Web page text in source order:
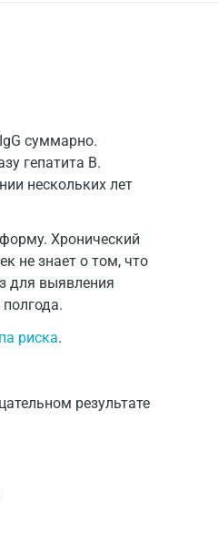
суммарно.
гепатита В.
нескольких лет
Хронический
не знает о том, что
для выявления
риска.
результате